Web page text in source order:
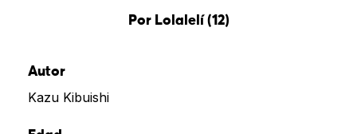
Por Lolalelí (12)
Autor
Kazu Kibuishi